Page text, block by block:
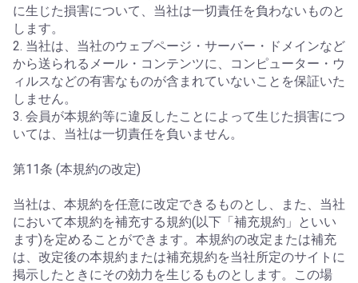
に生じた損害について、当社は一切責任を負わないものと
します。
2. 当社は、当社のウェブページ・サーバー・ドメインなど
から送られるメール・コンテンツに、コンピューター・ウ
ィルスなどの有害なものが含まれていないことを保証いた
しません。
3. 会員が本規約等に違反したことによって生じた損害につ
いては、当社は一切責任を負いません。
第11条 (本規約の改定)
当社は、本規約を任意に改定できるものとし、また、当社
において本規約を補充する規約(以下「補充規約」といい
ます)を定めることができます。本規約の改定または補充
は、改定後の本規約または補充規約を当社所定のサイトに
掲示したときにその効力を生じるものとします。この場